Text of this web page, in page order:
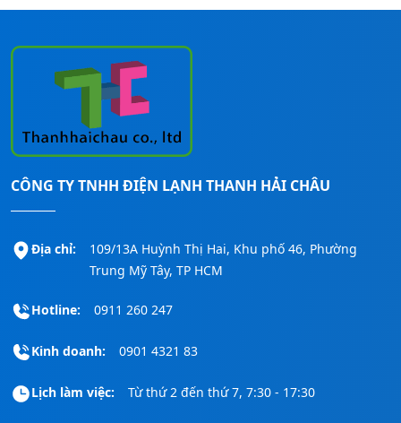
với giá tốt nhất thì hãy liên hệ ngay
Thanh Hải Châu
được hỗ trợ nhanh nhất nhé!
CÔNG TY TNHH ĐIỆN LẠNH THANH HẢI CHÂU
Địa chỉ:
109/13A Huỳnh Thị Hai, Khu phố 46, Phường
Trung Mỹ Tây, TP HCM
Hotline: 0911 260 247
Kinh doanh: 0901 4321 83
Lịch làm việc: Từ thứ 2 đến thứ 7, 7:30 - 17:30